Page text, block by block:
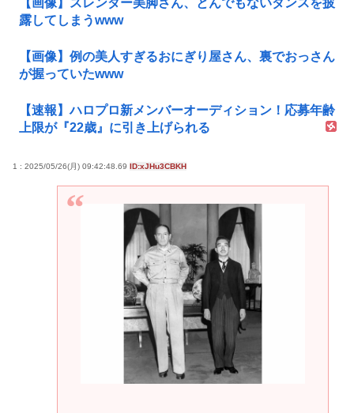
【画像】スレンダー美脚さん、とんでもないダンスを披
露してしまうwww
【画像】例の美人すぎるおにぎり屋さん、裏でおっさん
が握っていたwww
【速報】ハロプロ新メンバーオーディション！応募年齢
上限が『22歳』に引き上げられる
1 : 2025/05/26(月) 09:42:48.69 ID:xJHu3CBKH